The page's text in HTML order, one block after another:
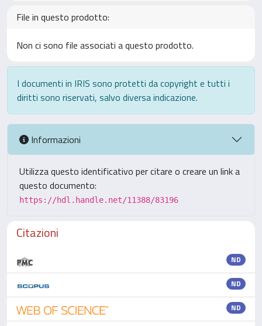
File in questo prodotto:
Non ci sono file associati a questo prodotto.
I documenti in IRIS sono protetti da copyright e tutti i
diritti sono riservati, salvo diversa indicazione.
Informazioni
Utilizza questo identificativo per citare o creare un link a
questo documento:
https://hdl.handle.net/11388/83196
Citazioni
ND
ND
ND